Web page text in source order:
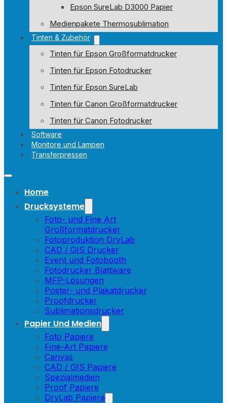
Epson SureLab D3000 Papier
Medienpakete Thermosublimation
Tinten & Zubehör
Tinten für Epson Großformatdrucker
Tinten für Epson Fotodrucker
Tinten für Epson SureLab
Tinten für Canon Großformatdrucker
Tinten für Canon Fotodrucker
Software
Monitore und Lampen
Transferpressen
Home
Drucksysteme
Foto- und Fine Art
Großformatdrucker
Fotoproduktion DryLab
CAD / GIS Drucker
Event und Fotobooth
Fotodrucker Blattware
MFP-Lösungen
Poster- und Plakatdrucker
Proofdrucker
Sublimationsdrucker
Papier Und Medien
Foto Papiere
Fine-Art Papiere
Canvas
CAD / GIS Papiere
Spezialmedien
Proof Papiere
DryLab Papiere